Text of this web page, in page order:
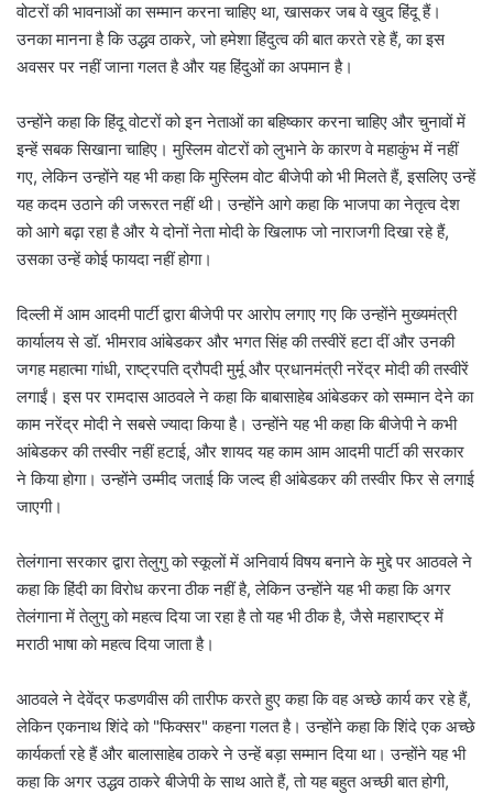
वोटरों की भावनाओं का सम्मान करना चाहिए था, खासकर जब वे खुद हिंदू हैं।
उनका मानना है कि उद्धव ठाकरे, जो हमेशा हिंदुत्व की बात करते रहे हैं, का इस
अवसर पर नहीं जाना गलत है और यह हिंदुओं का अपमान है।
उन्होंने कहा कि हिंदू वोटरों को इन नेताओं का बहिष्कार करना चाहिए और चुनावों में
इन्हें सबक सिखाना चाहिए। मुस्लिम वोटरों को लुभाने के कारण वे महाकुंभ में नहीं
गए, लेकिन उन्होंने यह भी कहा क‍ि मुस्लिम वोट बीजेपी को भी मिलते हैं, इसलिए उन्हें
यह कदम उठाने की जरूरत नहीं थी। उन्होंने आगे कहा कि भाजपा का नेतृत्व देश
को आगे बढ़ा रहा है और ये दोनों नेता मोदी के खिलाफ जो नाराजगी दिखा रहे हैं,
उसका उन्हें कोई फायदा नहीं होगा।
दिल्ली में आम आदमी पार्टी द्वारा बीजेपी पर आरोप लगाए गए कि उन्होंने मुख्यमंत्री
कार्यालय से डॉ. भीमराव आंबेडकर और भगत सिंह की तस्वीरें हटा दीं और उनकी
जगह महात्मा गांधी, राष्ट्रपति द्रौपदी मुर्मू और प्रधानमंत्री नरेंद्र मोदी की तस्वीरें
लगाईं। इस पर रामदास आठवले ने कहा कि बाबासाहेब आंबेडकर को सम्मान देने का
काम नरेंद्र मोदी ने सबसे ज्यादा किया है। उन्होंने यह भी कहा कि बीजेपी ने कभी
आंबेडकर की तस्वीर नहीं हटाई, और शायद यह काम आम आदमी पार्टी की सरकार
ने किया होगा। उन्होंने उम्मीद जताई कि जल्द ही आंबेडकर की तस्वीर फिर से लगाई
जाएगी।
तेलंगाना सरकार द्वारा तेलुगु को स्कूलों में अनिवार्य विषय बनाने के मुद्दे पर आठवले ने
कहा कि हिंदी का विरोध करना ठीक नहीं है, लेकिन उन्होंने यह भी कहा कि अगर
तेलंगाना में तेलुगु को महत्व दिया जा रहा है तो यह भी ठीक है, जैसे महाराष्ट्र में
मराठी भाषा काे महत्व दिया जाता है।
आठवले ने देवेंद्र फडणवीस की तारीफ करते हुए कहा कि वह अच्छे कार्य कर रहे हैं,
लेकिन एकनाथ शिंदे को "फिक्सर" कहना गलत है। उन्होंने कहा कि शिंदे एक अच्छे
कार्यकर्ता रहे हैं और बालासाहेब ठाकरे ने उन्हें बड़ा सम्मान दिया था। उन्होंने यह भी
कहा कि अगर उद्धव ठाकरे बीजेपी के साथ आते हैं, तो यह बहुत अच्छी बात होगी,